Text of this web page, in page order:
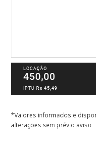
LOCAÇÃO
450,00
IPTUR$ 45,49
*Valores informados e
alterações sem prévio aviso